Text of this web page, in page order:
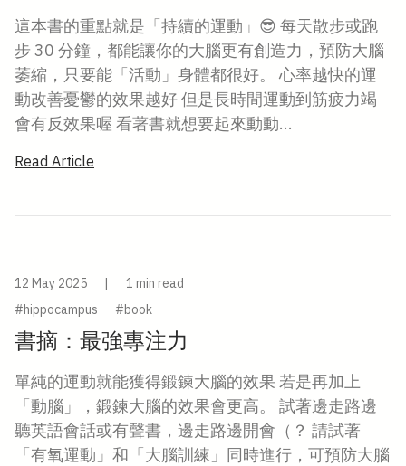
這本書的重點就是「持續的運動」😎 每天散步或跑
步 30 分鐘，都能讓你的大腦更有創造力，預防大腦
萎縮，只要能「活動」身體都很好。 心率越快的運
動改善憂鬱的效果越好 但是長時間運動到筋疲力竭
會有反效果喔 看著書就想要起來動動...
Read Article
12 May 2025 |
1 min read
#hippocampus
#book
書摘：最強專注力
單純的運動就能獲得鍛鍊大腦的效果 若是再加上
「動腦」，鍛鍊大腦的效果會更高。 試著邊走路邊
聽英語會話或有聲書，邊走路邊開會（？ 請試著
「有氧運動」和「大腦訓練」同時進行，可預防大腦